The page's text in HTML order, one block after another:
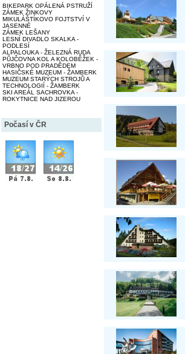
BIKEPARK OPÁLENÁ PSTRUŽÍ
ZÁMEK ŽINKOVY
MIKULÁŠTÍKOVO FOJTSTVÍ V
JASENNÉ
ZÁMEK LEŠANY
LESNÍ DIVADLO SKALKA -
PODLESÍ
ALPALOUKA - ŽELEZNÁ RUDA
PŮJČOVNA KOL A KOLOBĚŽEK -
VRBNO POD PRADĚDEM
HASIČSKÉ MUZEUM - ŽAMBERK
MUZEUM STARÝCH STROJŮ A
TECHNOLOGIÍ - ŽAMBERK
SKI AREÁL SACHROVKA -
ROKYTNICE NAD JIZEROU
Počasí v ČR